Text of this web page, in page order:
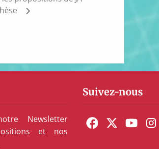
Newsletter
et nos
Suivez-nous